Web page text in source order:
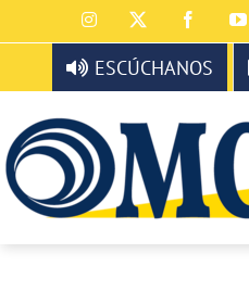
al
contenido
Instagram
ESCÚCHANOS